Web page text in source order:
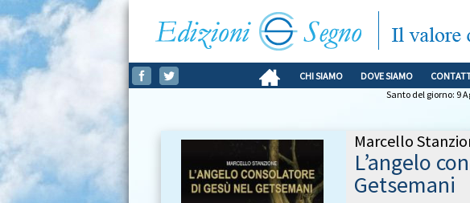
CHI SIAMO DOVE SIAMO
Santo del giorno: 9
Marcello
L’angelo
Getsemani